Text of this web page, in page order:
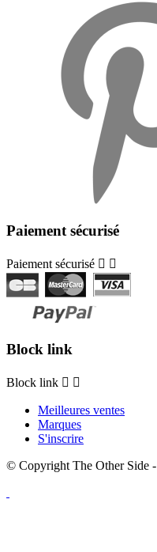
Paiement sécurisé
Paiement sécurisé  
Block link
Block link  
Meilleures ventes
Marques
S'inscrire
© Copyright The Other Side -